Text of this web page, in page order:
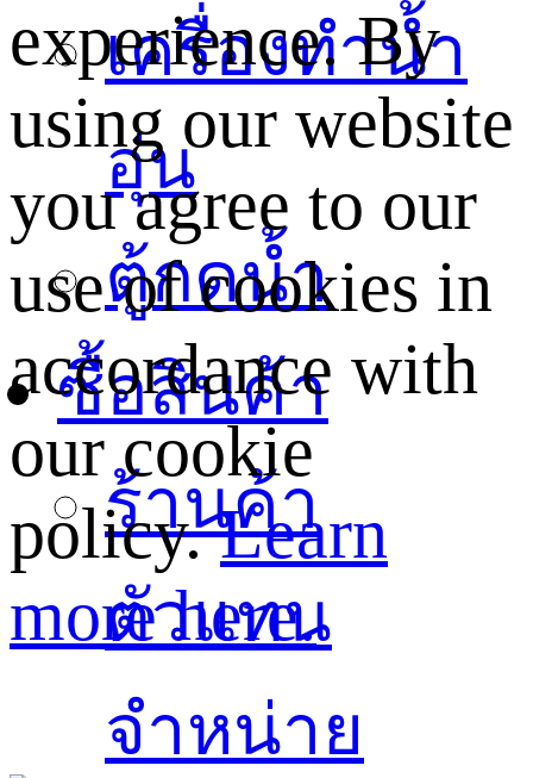
เครื่องทำน้ำ
อุ่น
ตู้กดน้ำ
ซื้อสินค้า
ร้านค้า
ตัวแทน
จำหน่าย
experience. By
using our website
you agree to our
use of cookies in
accordance with
our cookie
policy.Learn
more here.